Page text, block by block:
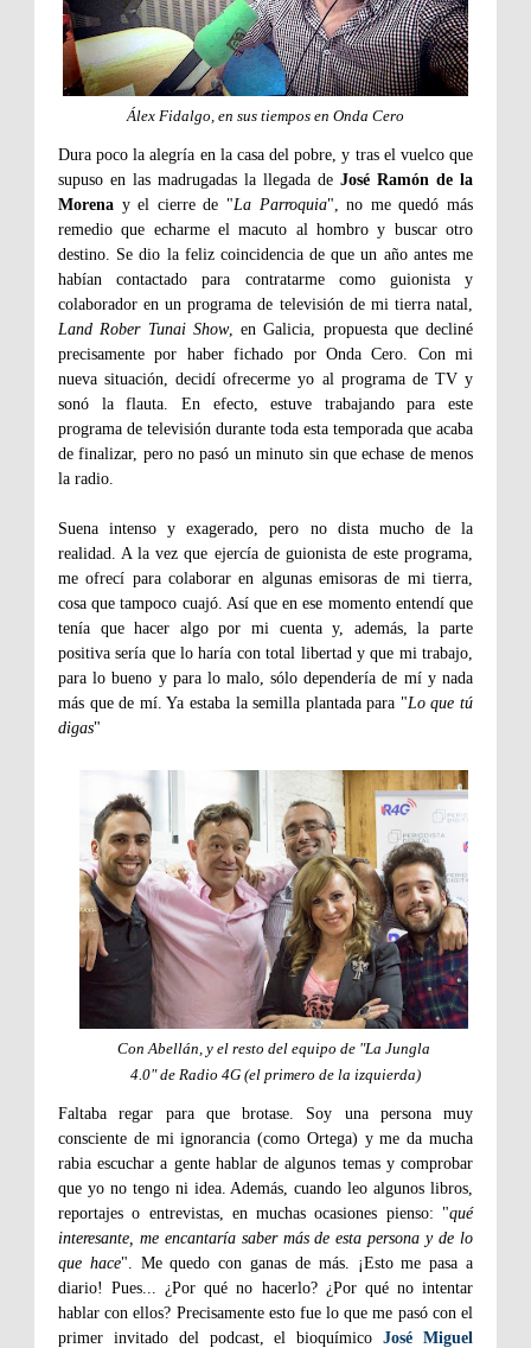
Álex Fidalgo, en sus tiempos en Onda Cero
Dura poco la alegría en la casa del pobre, y tras el vuelco que
supuso en las madrugadas la llegada de José Ramón de la
Morena y el cierre de "La Parroquia", no me quedó más
remedio que echarme el macuto al hombro y buscar otro
destino. Se dio la feliz coincidencia de que un año antes me
habían contactado para contratarme como guionista y
colaborador en un programa de televisión de mi tierra natal,
Land Rober Tunai Show, en Galicia, propuesta que decliné
precisamente por haber fichado por Onda Cero. Con mi
nueva situación, decidí ofrecerme yo al programa de TV y
sonó la flauta. En efecto, estuve trabajando para este
programa de televisión durante toda esta temporada que acaba
de finalizar, pero no pasó un minuto sin que echase de menos
la radio.
Suena intenso y exagerado, pero no dista mucho de la
realidad. A la vez que ejercía de guionista de este programa,
me ofrecí para colaborar en algunas emisoras de mi tierra,
cosa que tampoco cuajó. Así que en ese momento entendí que
tenía que hacer algo por mi cuenta y, además, la parte
positiva sería que lo haría con total libertad y que mi trabajo,
para lo bueno y para lo malo, sólo dependería de mí y nada
más que de mí. Ya estaba la semilla plantada para "Lo que tú
digas"
Con Abellán, y el resto del equipo de "La Jungla
4.0" de Radio 4G (el primero de la izquierda)
Faltaba regar para que brotase. Soy una persona muy
consciente de mi ignorancia (como Ortega) y me da mucha
rabia escuchar a gente hablar de algunos temas y comprobar
que yo no tengo ni idea. Además, cuando leo algunos libros,
reportajes o entrevistas, en muchas ocasiones pienso: "qué
interesante, me encantaría saber más de esta persona y de lo
que hace". Me quedo con ganas de más. ¡Esto me pasa a
diario! Pues... ¿Por qué no hacerlo? ¿Por qué no intentar
hablar con ellos? Precisamente esto fue lo que me pasó con el
primer invitado del podcast, el bioquímicoJosé Miguel